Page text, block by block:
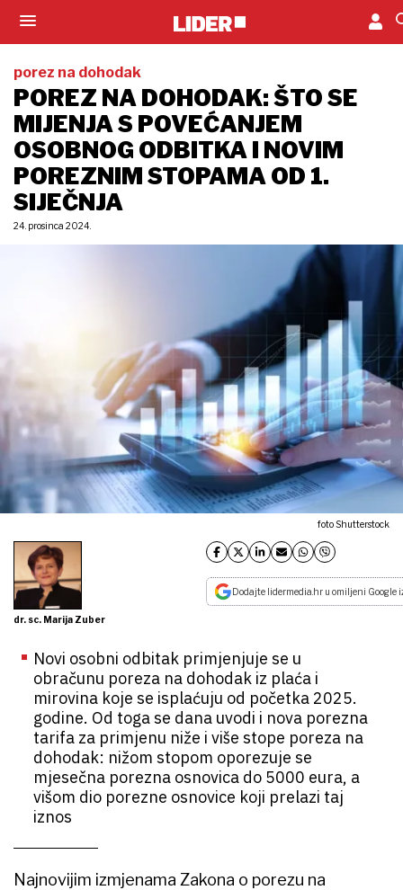
porez na dohodak
POREZ NA DOHODAK: ŠTO SE
MIJENJA S POVEĆANJEM
OSOBNOG ODBITKA I NOVIM
POREZNIM STOPAMA OD 1.
SIJEČNJA
24. prosinca 2024.
foto Shutterstock
dr. sc. Marija Zuber
Dodajte lidermedia.hr u omiljeni Google
Novi osobni odbitak primjenjuje se u
obračunu poreza na dohodak iz plaća i
mirovina koje se isplaćuju od početka 2025.
godine. Od toga se dana uvodi i nova porezna
tarifa za primjenu niže i više stope poreza na
dohodak: nižom stopom oporezuje se
mjesečna porezna osnovica do 5000 eura, a
višom dio porezne osnovice koji prelazi taj
iznos
Najnovijim izmjenama Zakona o porezu na